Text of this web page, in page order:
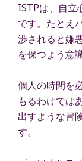
ISTPは、自立
です。たとえ
渉されると嫌
を保つよう意
個人の時間を
もるわけでは
出すような冒
す。